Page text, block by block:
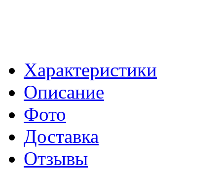
Характеристики
Описание
Фото
Доставка
Отзывы